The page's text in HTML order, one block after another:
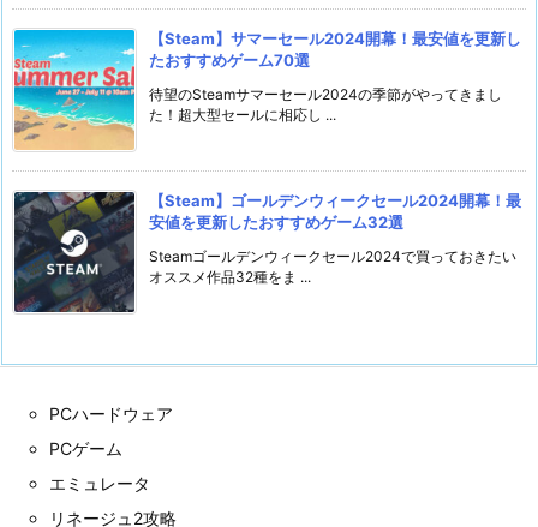
【Steam】サマーセール2024開幕！最安値を更新し
たおすすめゲーム70選
待望のSteamサマーセール2024の季節がやってきまし
た！超大型セールに相応し ...
【Steam】ゴールデンウィークセール2024開幕！最
安値を更新したおすすめゲーム32選
Steamゴールデンウィークセール2024で買っておきたい
オススメ作品32種をま ...
PCハードウェア
PCゲーム
エミュレータ
リネージュ2攻略